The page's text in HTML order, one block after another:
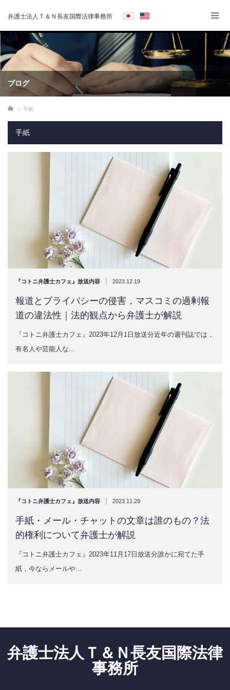
弁護士法人Ｔ＆Ｎ長友国際法律事務所
ブログ
ホーム 手紙
手紙
『コトニ弁護士カフェ』放送内容 | 2023.12.19
報道とプライバシーの侵害，マスコミの過剰報
道の違法性｜法的観点から弁護士が解説
『コトニ弁護士カフェ』2023年12月1日放送分近年の週刊誌では，
有名人や芸能人な…
『コトニ弁護士カフェ』放送内容 | 2023.11.29
手紙・メール・チャットの文章は誰のもの？法
的権利について弁護士が解説
『コトニ弁護士カフェ』2023年11月17日放送分誰かに宛てた手
紙，今ならメールや…
弁護士法人Ｔ＆Ｎ長友国際法律
事務所